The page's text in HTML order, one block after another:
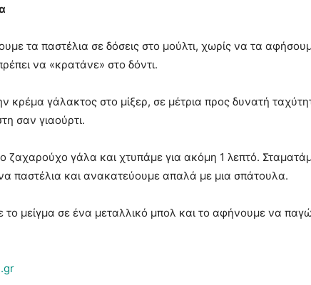
τα παστέλια σε δόσεις στο μούλτι, χωρίς να τα
να «κρατάνε» στο δόντι.
κρέμα γάλακτος στο μίξερ, σε μέτρια προς δυνατή
σαν γιαούρτι.
ζαχαρούχο γάλα και χτυπάμε για ακόμη 1 λεπτό.
παστέλια και ανακατεύουμε απαλά με μια σπάτουλα.
το μείγμα σε ένα μεταλλικό μπολ και το αφήνουμε να